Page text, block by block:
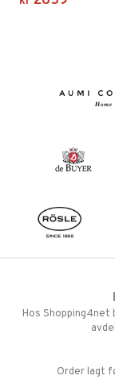
Hos
Order lagt